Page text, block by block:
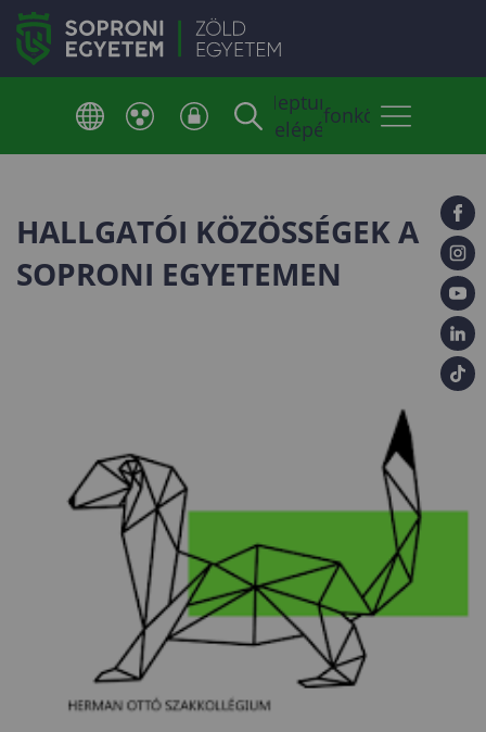
Neptun
belépés
Telefonkönyv
HALLGATÓI KÖZÖSSÉGEK A
SOPRONI EGYETEMEN